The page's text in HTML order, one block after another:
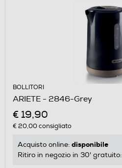
BOLLITORI
ARIETE - 2846-Grey
€ 19,90
€ 20,00consigliato
Acquisto online: disponibile
Ritiro in negozio in 30' gratuito: